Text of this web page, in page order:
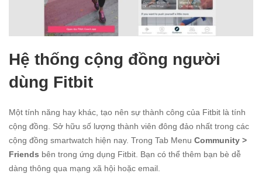
Hệ thống cộng đồng người
dùng Fitbit
Một tính năng hay khác, tạo nên sự thành công của Fitbit là tính
cộng đồng. Sở hữu số lượng thành viên đông đảo nhất trong các
cộng đồng smartwatch hiện nay. Trong Tab Menu Community >
Friends bên trong ứng dụng Fitbit. Bạn có thể thêm bạn bè dễ
dàng thông qua mạng xã hội hoặc email.